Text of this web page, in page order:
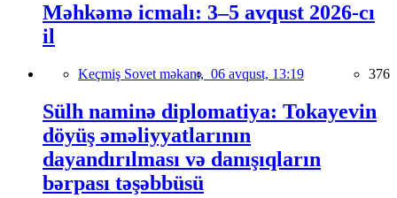
Məhkəmə icmalı: 3–5 avqust 2026-cı
il
Keçmiş Sovet məkanı, 06 avqust, 13:19 376
Sülh naminə diplomatiya: Tokayevin
döyüş əməliyyatlarının
dayandırılması və danışıqların
bərpası təşəbbüsü